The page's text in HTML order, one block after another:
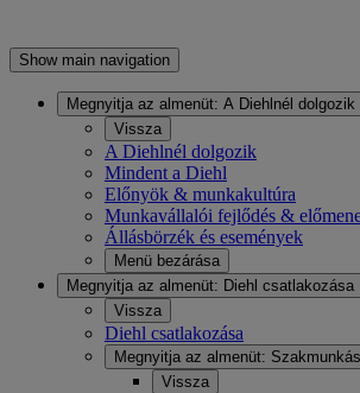
Show main navigation
Megnyitja az almenüt: A Diehlnél dolgozik
Vissza
A Diehlnél dolgozik
Mindent a Diehl
Előnyök & munkakultúra
Munkavállalói fejlődés &
Állásbörzék és események
Menü bezárása
Megnyitja az almenüt: Diehl csatlakozása
Vissza
Diehl csatlakozása
Megnyitja az almenüt:
Vissza